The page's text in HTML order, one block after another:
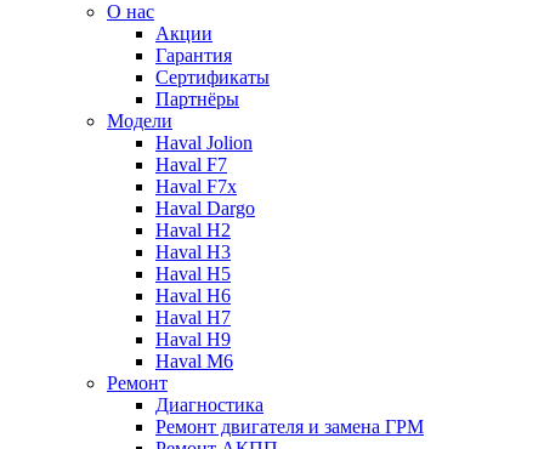
О нас
Акции
Гарантия
Сертификаты
Партнёры
Модели
Haval Jolion
Haval F7
Haval F7x
Haval Dargo
Haval H2
Haval H3
Haval H5
Haval H6
Haval H7
Haval H9
Haval M6
Ремонт
Диагностика
Ремонт двигателя и замена ГРМ